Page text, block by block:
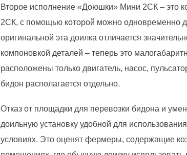
Второе исполнение «Доюшки» Мини 2СК – это
2СК, с помощью которой можно одновременно
оригинальной эта доилка отличается
компоновкой деталей – теперь это
расположены только двигатель, насос,
бидон располагается отдельно.
Отказ от площадки для перевозки бидона и
доильную установку удобной для
условиях. Это оценят фермеры, содержащие